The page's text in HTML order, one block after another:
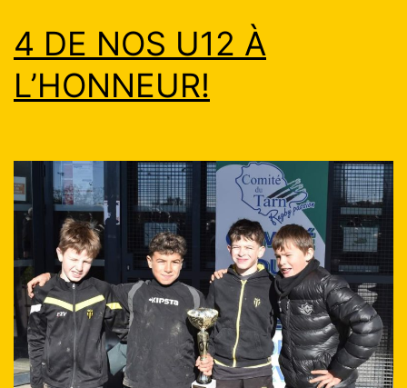
4 DE NOS U12 À
L’HONNEUR!